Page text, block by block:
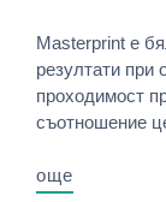
Masterprint e
резултати при
проходимост
съотношение
още